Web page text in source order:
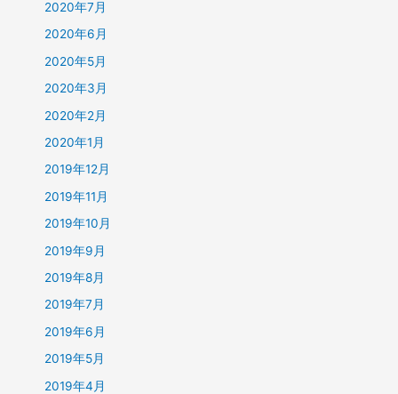
2020年7月
2020年6月
2020年5月
2020年3月
2020年2月
2020年1月
2019年12月
2019年11月
2019年10月
2019年9月
2019年8月
2019年7月
2019年6月
2019年5月
2019年4月